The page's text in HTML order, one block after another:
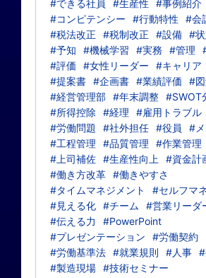
#できる社員
#生産性
#事例紹介
#コンピテンシー
#行動特性
#会
#税法改正
#税制改正 #設備 #
#予知
#機械学習 #実務 #管理
#評価
#女性リーダー #キャリア
#提案書 #企画書 #業績評価
#
#経営管理部 #年末調整 #SWOT
#所得控除
#経理 #雇用トラブル
#労働問題
#社外担任 #役員
#
#工程管理
#品質管理 #作業管理
#上司補佐 #生産性向上
#資金計
#働き方改革 #働きやすさ
#タイムマネジメント
#セルフマ
#見える化 #チーム
#営業リーダ
#伝える力
#PowerPoint
#プレゼンテーション
#労働契約
#労働基準法 #就業規則 #人事
#製造現場 #技術セミナー